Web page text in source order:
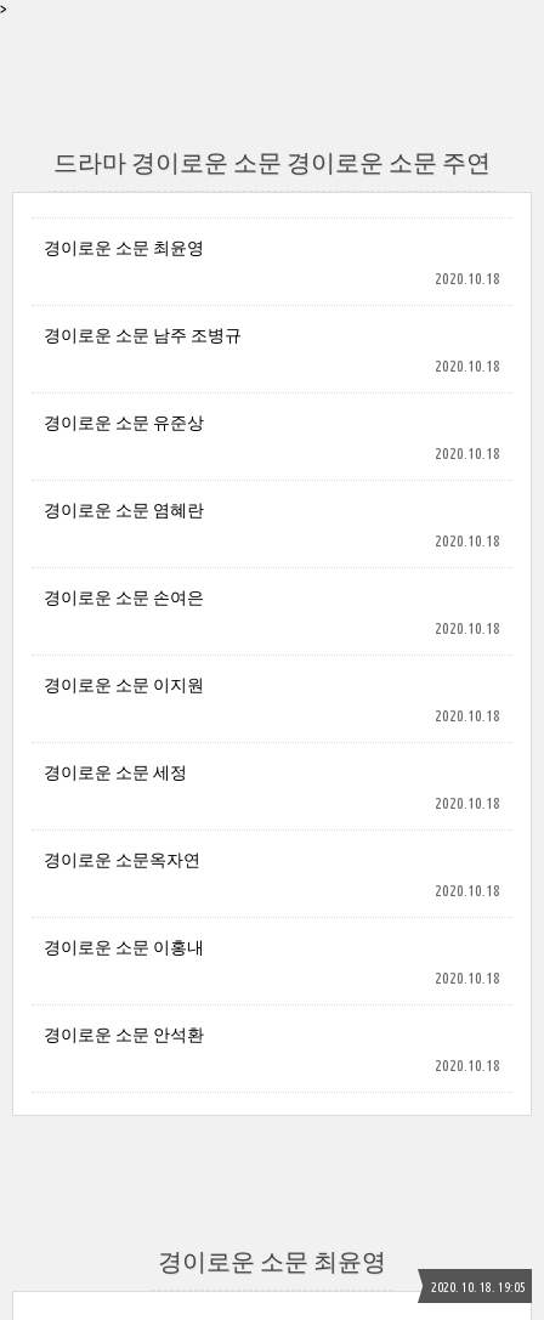
>
드라마 경이로운 소문 경이로운 소문 주연
경이로운 소문 최윤영
2020.10.18
경이로운 소문 남주 조병규
2020.10.18
경이로운 소문 유준상
2020.10.18
경이로운 소문 염혜란
2020.10.18
경이로운 소문 손여은
2020.10.18
경이로운 소문 이지원
2020.10.18
경이로운 소문 세정
2020.10.18
경이로운 소문옥자연
2020.10.18
경이로운 소문 이홍내
2020.10.18
경이로운 소문 안석환
2020.10.18
경이로운 소문 최윤영
2020. 10. 18. 19:05